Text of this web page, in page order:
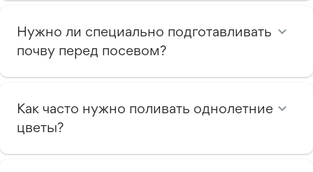
Нужно ли специально подготавливать
почву перед посевом?
Как часто нужно поливать однолетние
цветы?